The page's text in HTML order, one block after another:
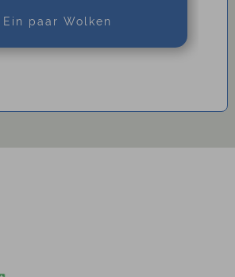
Ein paar Wolken